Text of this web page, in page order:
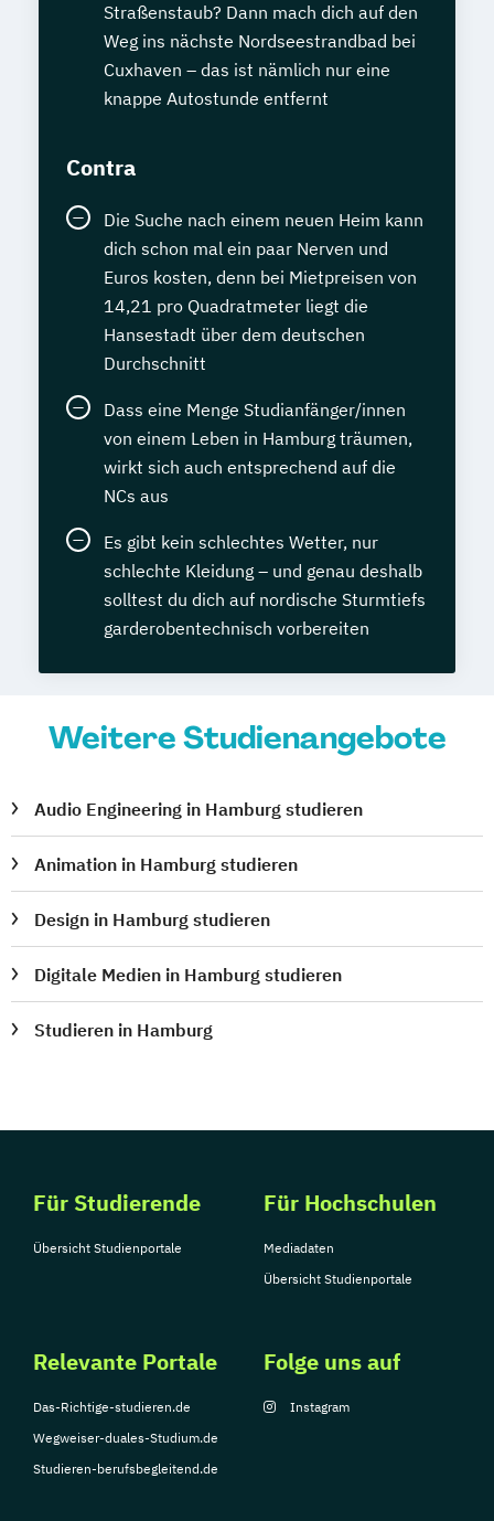
Straßenstaub? Dann mach dich auf den
Weg ins nächste Nordseestrandbad bei
Cuxhaven – das ist nämlich nur eine
knappe Autostunde entfernt
Contra
Die Suche nach einem neuen Heim kann
dich schon mal ein paar Nerven und
Euros kosten, denn bei Mietpreisen von
14,21 pro Quadratmeter liegt die
Hansestadt über dem deutschen
Durchschnitt
Dass eine Menge Studianfänger/innen
von einem Leben in Hamburg träumen,
wirkt sich auch entsprechend auf die
NCs aus
Es gibt kein schlechtes Wetter, nur
schlechte Kleidung – und genau deshalb
solltest du dich auf nordische Sturmtiefs
garderobentechnisch vorbereiten
Weitere Studienangebote
Audio Engineering in Hamburg studieren
Animation in Hamburg studieren
Design in Hamburg studieren
Digitale Medien in Hamburg studieren
Studieren in Hamburg
Für Studierende
Übersicht Studienportale
Für Hochschulen
Mediadaten
Übersicht Studienportale
Relevante Portale
Das-Richtige-studieren.de
Wegweiser-duales-Studium.de
Studieren-berufsbegleitend.de
Folge uns auf
Instagram